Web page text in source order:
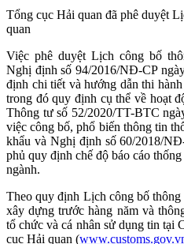
Tổng cục Hải quan đã phê duyệt
quan
Việc phê duyệt Lịch công bố
Nghị định số 94/2016/NĐ-CP
định chi tiết và hướng dẫn thi
trong đó quy định cụ thể về hoạt
Thông tư số 52/2020/TT-BTC
việc công bố, phổ biến thông tin
khẩu và Nghị định số 60/2018/
phủ quy định chế độ báo cáo
ngành.
Theo quy định Lịch công bố
xây dựng trước hàng năm và
tổ chức và cá nhân sử dụng tin tại
cục Hải quan (